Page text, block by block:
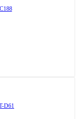
D61